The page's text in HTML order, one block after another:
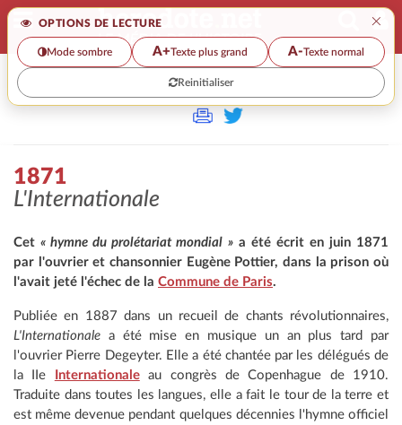
OPTIONS DE LECTURE ×
Mode sombre A+Texte plus grand A-Texte normal
Reinitialiser
>
1871
L'Internationale
Cet« hymne du prolétariat mondial »a été écrit en juin 1871
par l'ouvrier et chansonnier Eugène Pottier, dans la prison où
l'avait jeté l'échec de la Commune de Paris.
Publiée en 1887 dans un recueil de chants révolutionnaires,
L'Internationale a été mise en musique un an plus tard par
l'ouvrier Pierre Degeyter. Elle a été chantée par les délégués de
la IIe
Internationaleau congrès de Copenhague de 1910.
Traduite dans toutes les langues, elle a fait le tour de la terre et
est même devenue pendant quelques décennies l'hymne officiel